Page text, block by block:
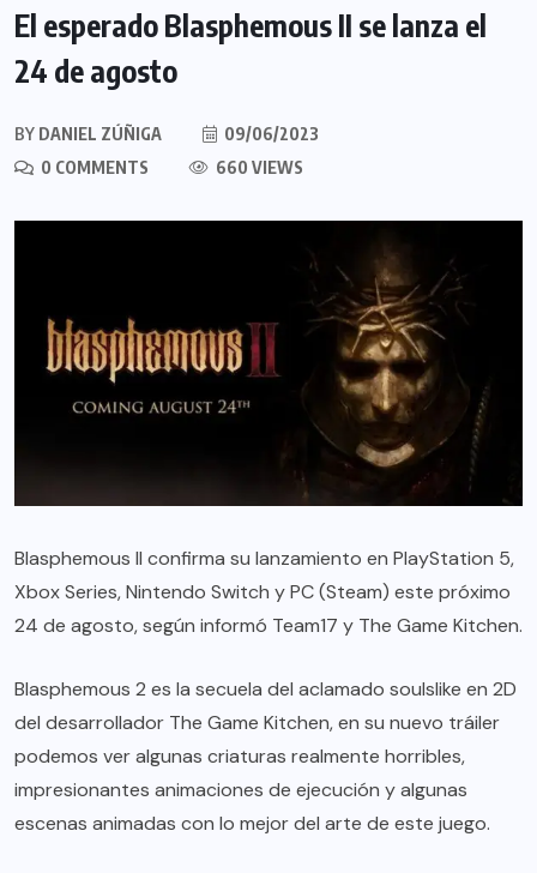
El esperado Blasphemous II se lanza el
24 de agosto
BY DANIEL ZÚÑIGA
09/06/2023
0 COMMENTS
660 VIEWS
Blasphemous II confirma su lanzamiento en PlayStation 5,
Xbox Series, Nintendo Switch y PC (Steam) este próximo
24 de agosto, según informó Team17 y The Game Kitchen.
Blasphemous 2 es la secuela del aclamado soulslike en 2D
del desarrollador The Game Kitchen, en su nuevo tráiler
podemos ver algunas criaturas realmente horribles,
impresionantes animaciones de ejecución y algunas
escenas animadas con lo mejor del arte de este juego.